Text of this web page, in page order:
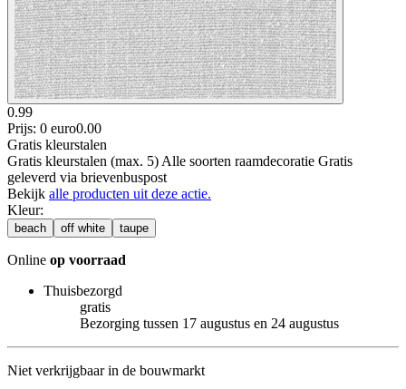
0.99
Prijs: 0 euro0.00
Gratis kleurstalen
Gratis kleurstalen (max. 5) Alle soorten raamdecoratie Gratis
geleverd via brievenbuspost
Bekijk alle producten uit deze actie.
Kleur:
beach off white taupe
Online op voorraad
Thuisbezorgd
gratis
Bezorging tussen 17 augustus en 24 augustus
Niet verkrijgbaar in de bouwmarkt